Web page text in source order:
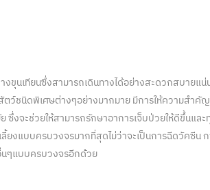
ขุนเทียนซึ่งสามารถเดินทางได้อย่างสะดวกสบายแ
ว์ชนิดพิเศษต่างๆอย่างมากมาย มีการให้ความสำคั
ซึ่งจะช่วยให้สามารถรักษาอาการเจ็บป่วยให้ดีขึ้นแล
ยงแบบครบวงจรมากที่สุดไม่ว่าจะเป็นการฉีดวัคซีน
นๆแบบครบวงจรอีกด้วย